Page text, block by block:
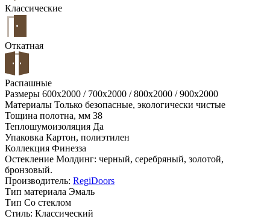
Классические
Откатная
Распашные
Размеры 600x2000 / 700x2000 / 800x2000 / 900x2000
Материалы Только безопасные, экологически чистые
Тощина полотна, мм 38
Теплошумоизоляция Да
Упаковка Картон, полиэтилен
Коллекция Финезза
Остекление Молдинг: черный, серебряный, золотой,
бронзовый.
Производитель: RegiDoors
Тип материала Эмаль
Тип Со стеклом
Стиль: Классический